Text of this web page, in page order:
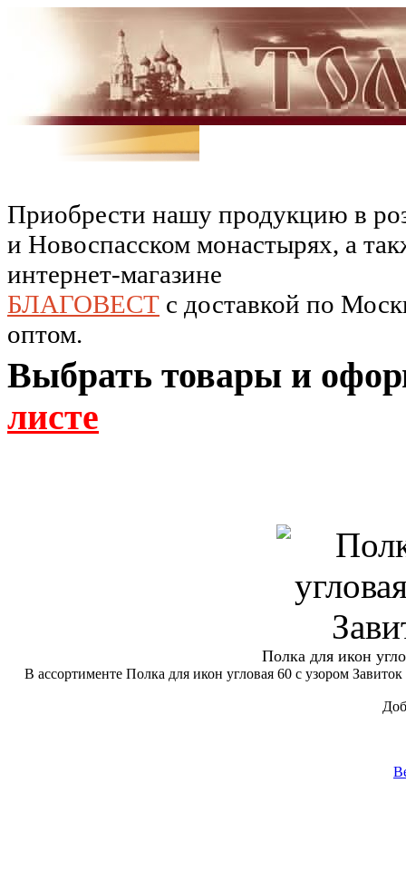
Приобрести нашу продукцию в
и Новоспасском монастырях, а
интернет-магазине
БЛАГОВЕСТ c доставкой по
оптом.
Выбрать товары и
листе
Полка для икон
В ассортименте Полка для икон угловая 60 с узором